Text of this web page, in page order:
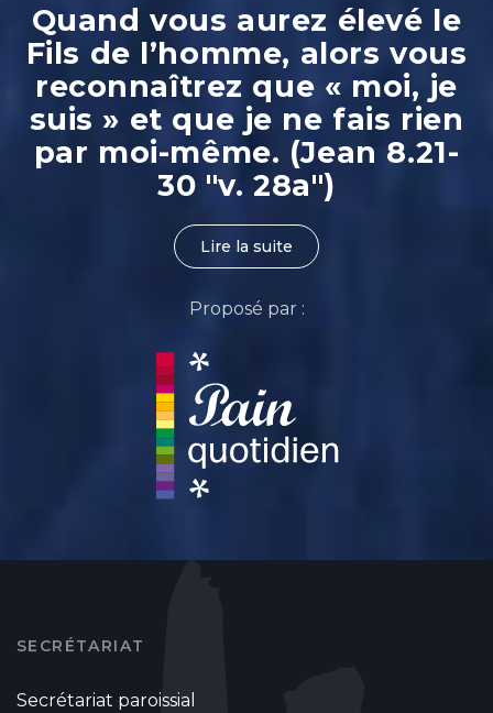
Quand vous aurez élevé le
Fils de l’homme, alors vous
reconnaîtrez que « moi, je
suis » et que je ne fais rien
par moi-même. (Jean 8.21-
30 "v. 28a")
Lire la suite
Proposé par :
SECRÉTARIAT
Secrétariat paroissial